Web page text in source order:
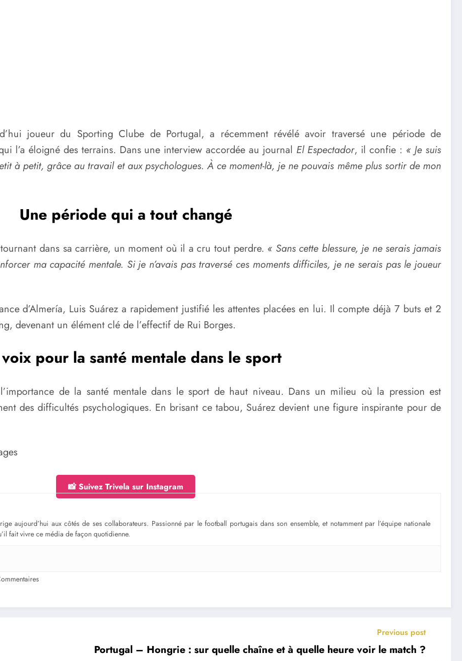
joueur du Sporting Clube de Portugal, a récemment révélé avoir traversé une période de
l’a éloigné des terrains. Dans une interview accordée au journal El Espectador, il confie : « Je suis
à petit, grâce au travail et aux psychologues. À ce moment-là, je ne pouvais même plus sortir de mon
Une période qui a tout changé
dans sa carrière, un moment où il a cru tout perdre. « Sans cette blessure, je ne serais jamais
ma capacité mentale. Si je n’avais pas traversé ces moments difficiles, je ne serais pas le joueur
d’Almería, Luis Suárez a rapidement justifié les attentes placées en lui. Il compte déjà 7 buts et 2
devenant un élément clé de l’effectif de Rui Borges.
pour la santé mentale dans le sport
de la santé mentale dans le sport de haut niveau. Dans un milieu où la pression est
des difficultés psychologiques. En brisant ce tabou, Suárez devient une figure inspirante pour de
📸 Suivez Trivela sur Instagram
aujourd’hui aux côtés de ses collaborateurs. Passionné par le football portugais dans son ensemble, et notamment par l’équipe nationale
fait vivre ce média de façon quotidienne.
Previous post
Portugal – Hongrie : sur quelle chaîne et à quelle heure voir le match ?